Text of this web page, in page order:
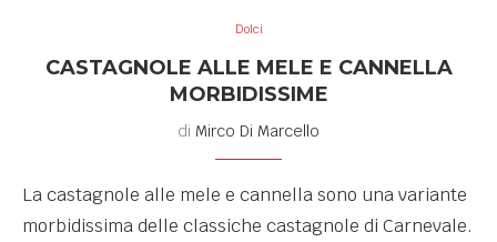
Dolci
CASTAGNOLE ALLE MELE E CANNELLA
MORBIDISSIME
di Mirco Di Marcello
La castagnole alle mele e cannella sono una variante
morbidissima delle classiche castagnole di Carnevale.